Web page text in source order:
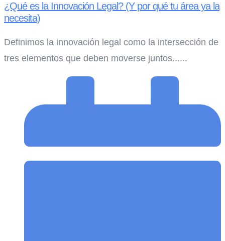
¿Qué es la Innovación Legal? (Y por qué tu área ya la
necesita)
Definimos la innovación legal como la intersección de
tres elementos que deben moverse juntos......